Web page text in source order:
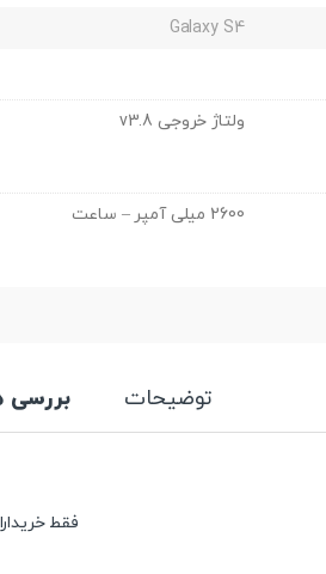
Galaxy S4
ولتاژ خروجی v3.8
2600 میلی آمپر – ساعت
توضیحات بررسی
فقط